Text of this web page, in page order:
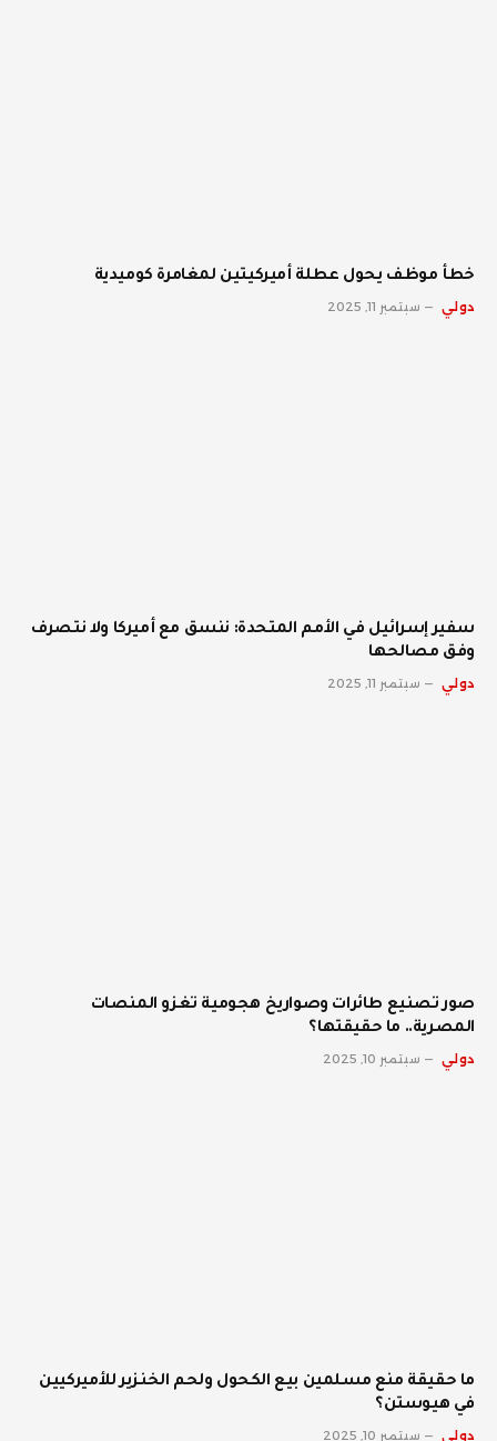
خطأ موظف يحول عطلة أميركيتين لمغامرة كوميدية
دولي سبتمبر 11, 2025
سفير إسرائيل في الأمم المتحدة: ننسق مع أميركا ولا نتصرف
وفق مصالحها
دولي سبتمبر 11, 2025
صور تصنيع طائرات وصواريخ هجومية تغزو المنصات
المصرية.. ما حقيقتها؟
دولي سبتمبر 10, 2025
ما حقيقة منع مسلمين بيع الكحول ولحم الخنزير للأميركيين
في هيوستن؟
دولي سبتمبر 10, 2025